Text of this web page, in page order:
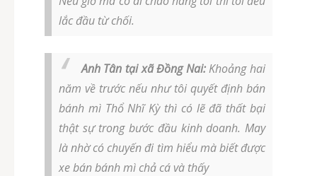
lắc đầu từ chối.
Anh Tân tại xã Đồng Nai:Khoảng hai
năm về trước nếu như tôi quyết định bán
bánh mì Thổ Nhĩ Kỳ thì có lẽ đã thất bại
thật sự trong bước đầu kinh doanh. May
là nhờ có chuyến đi tìm hiểu mà biết được
xe bán bánh mì chả cá và thấy